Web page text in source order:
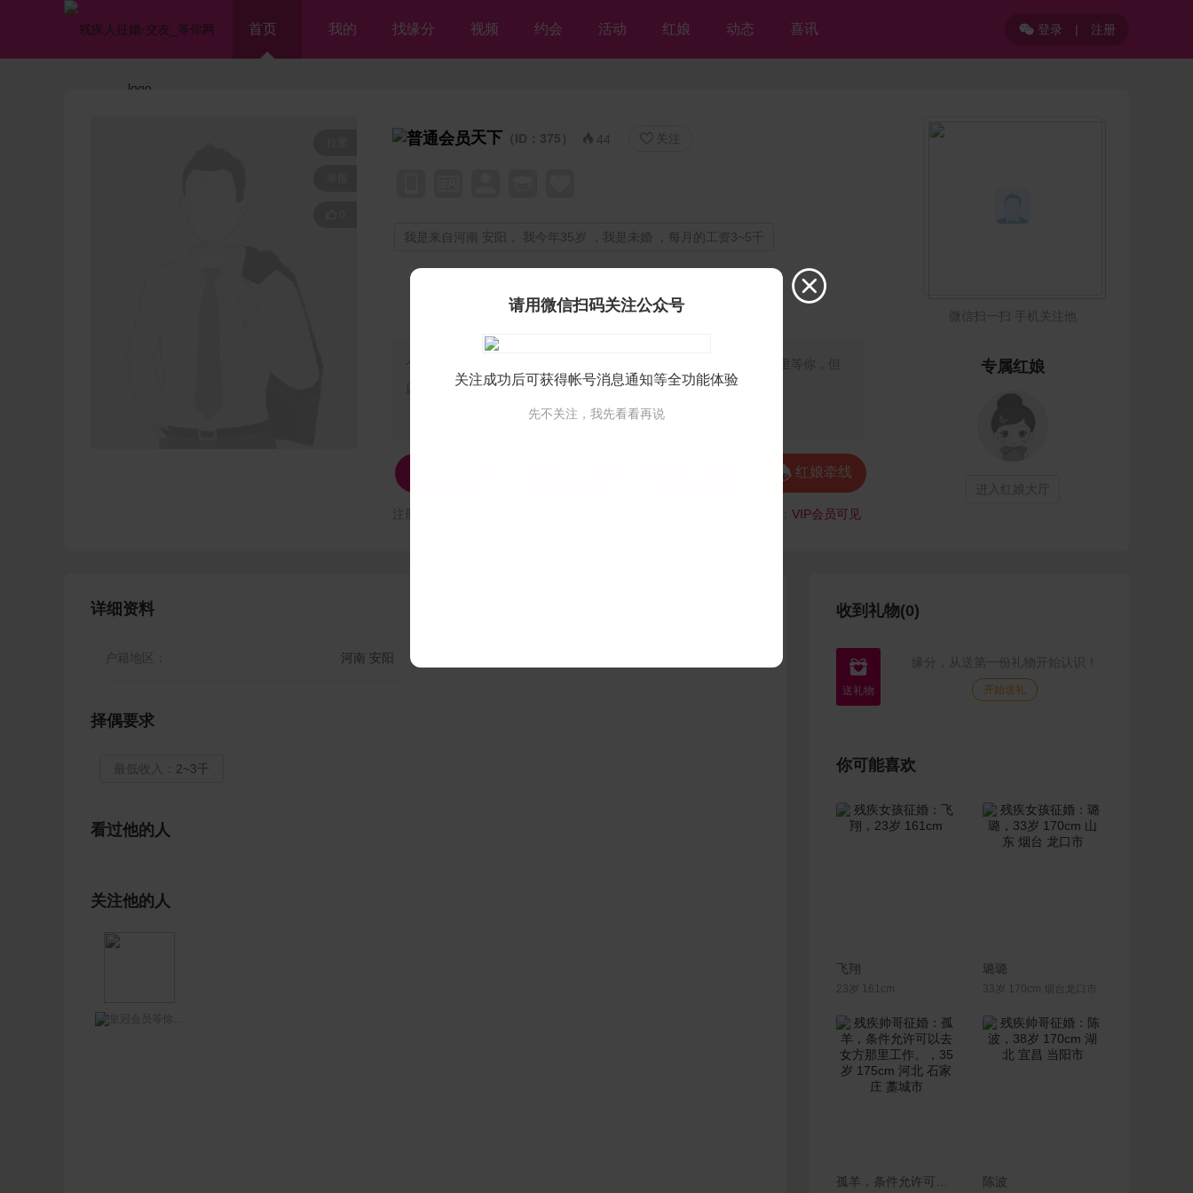
首页 我的 找缘分 视频 约会 活动 红娘 动态 喜讯 登录 | 注册
天下 （ID：375）  44  关注
我是来自河南 安阳， 我今年35岁 ，我是未婚 ，每月的工资3~5千
个人独白：
我是残疾人征婚【等你网】的帅哥会员❤天下❤，我在这里等你，但
愿不离不弃💘
 红娘牵线
VIP会员可见
微信扫一扫 手机关注他
专属红娘
进入红娘大厅
详细资料
户籍地区： 河南 安阳
择偶要求
最低收入： 2~3千
看过他的人
关注他的人
等你网王哥
收到礼物(0)
 缘分，从送第一份礼物开始认识！
开始送礼
你可能喜欢
飞翔
23岁 161cm
璐璐
33岁 170cm 烟台龙口市
联系Ta 陈波

请用微信扫码关注公众号
关注成功后可获得帐号消息通知等全功能体验
先不关注，我先看看再说